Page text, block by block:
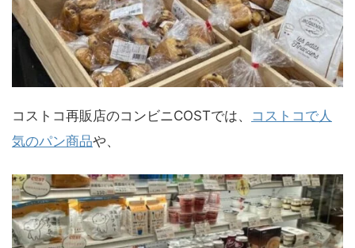
コストコ再販店のコンビニCOSTでは、 コストコで人
気のパン商品や、